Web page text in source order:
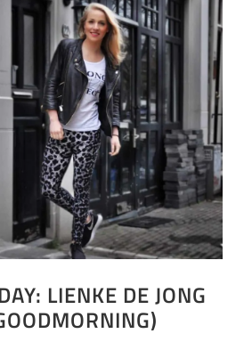
LIENKE DE JONG